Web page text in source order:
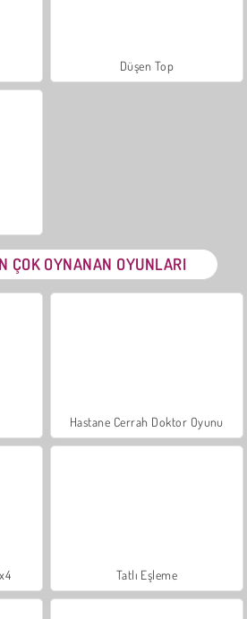
Düşen Top
ÇOK OYNANAN OYUNLARI
Hastane Cerrah Doktor Oyunu
Tatlı Eşleme